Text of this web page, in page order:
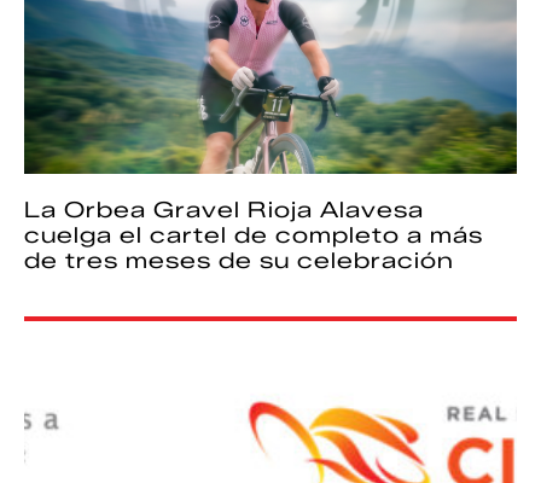
La Orbea Gravel Rioja Alavesa
cuelga el cartel de completo a más
de tres meses de su celebración